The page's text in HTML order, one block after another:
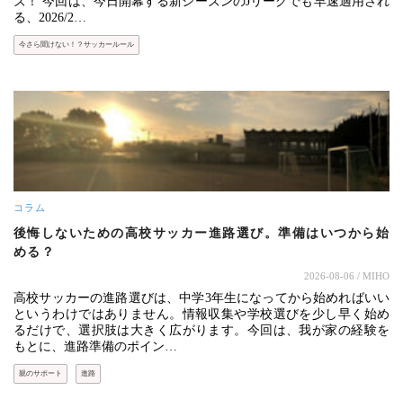
る、2026/2…
今さら聞けない！？サッカールール
コラム
後悔しないための高校サッカー進路選び。準備はいつから始
める？
2026-08-06 / MIHO
高校サッカーの進路選びは、中学3年生になってから始めればいい
というわけではありません。情報収集や学校選びを少し早く始め
るだけで、選択肢は大きく広がります。今回は、我が家の経験を
もとに、進路準備のポイン…
親のサポート 進路